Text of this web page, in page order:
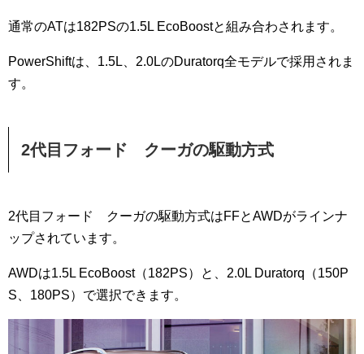
通常のATは182PSの1.5L EcoBoostと組み合わされます。
PowerShiftは、1.5L、2.0LのDuratorq全モデルで採用されま
す。
2代目フォード クーガの駆動方式
2代目フォード クーガの駆動方式はFFとAWDがラインナ
ップされています。
AWDは1.5L EcoBoost（182PS）と、2.0L Duratorq（150P
S、180PS）で選択できます。